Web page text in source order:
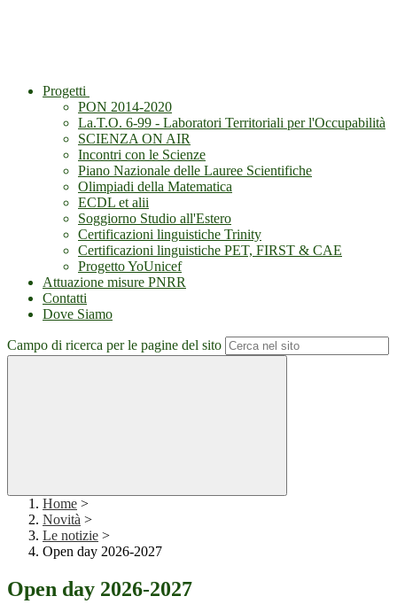
Progetti
PON 2014-2020
La.T.O. 6-99 - Laboratori Territoriali per l'Occupabilità
SCIENZA ON AIR
Incontri con le Scienze
Piano Nazionale delle Lauree Scientifiche
Olimpiadi della Matematica
ECDL et alii
Soggiorno Studio all'Estero
Certificazioni linguistiche Trinity
Certificazioni linguistiche PET, FIRST & CAE
Progetto YoUnicef
Attuazione misure PNRR
Contatti
Dove Siamo
Campo di ricerca per le pagine del sito
Home >
Novità >
Le notizie >
Open day 2026-2027
Open day 2026-2027